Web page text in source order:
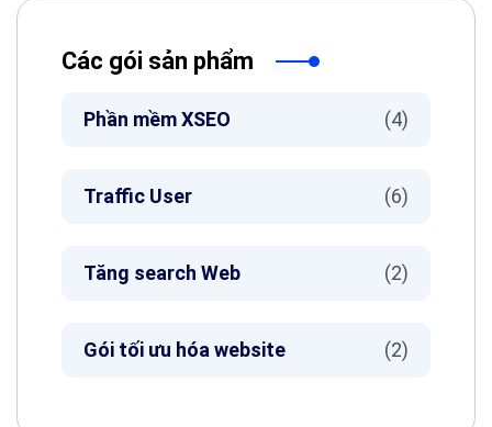
Các gói sản phẩm
Phần mềm XSEO (4)
Traffic User (6)
Tăng search Web (2)
Gói tối ưu hóa website (2)